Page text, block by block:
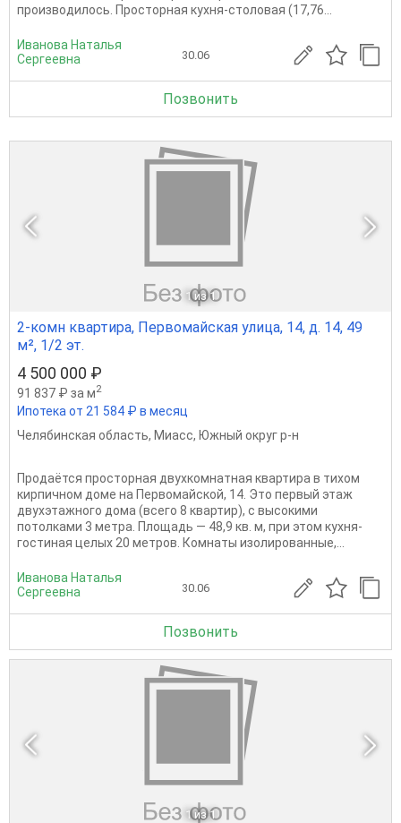
производилось. Просторная кухня-столовая (17,76...
Иванова Наталья
Сергеевна
30.06
Позвонить
1 из 1
2-комн квартира, Первомайская улица, 14, д. 14, 49
м², 1/2 эт.
4 500 000 ₽
91 837 ₽ за м2
Ипотека от 21 584 ₽ в месяц
Челябинская область, Миасс, Южный округ р-н
Продаётся просторная двухкомнатная квартира в тихом
кирпичном доме на Первомайской, 14. Это первый этаж
двухэтажного дома (всего 8 квартир), с высокими
потолками 3 метра. Площадь — 48,9 кв. м, при этом кухня-
гостиная целых 20 метров. Комнаты изолированные,...
Иванова Наталья
Сергеевна
30.06
Позвонить
1 из 1